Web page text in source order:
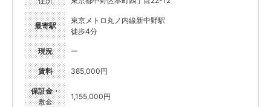
最寄駅
東京メトロ丸ノ内線新中野駅
徒歩4分
現況 ー
賃料 385,000円
保証金・
敷金
1,155,000円